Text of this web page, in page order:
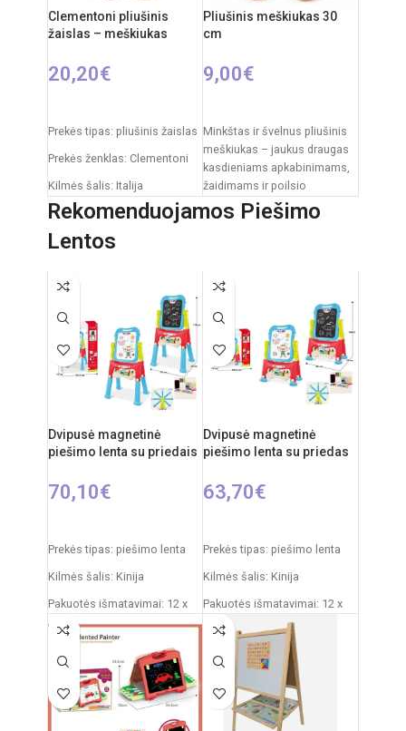
Kilmės šalis:Italija /
Clementoni
Clementoni pliušinis
žaislas – meškiukas
20,20€
Prekės tipas: pliušinis žaislas
Prekės ženklas: Clementoni
Kilmės šalis: Italija
Pakuotės išmatavimai: 31 x
20 x 11 cm
Pliušinis meškiukas 30
cm
9,00€
Minkštas ir švelnus pliušinis
meškiukas – jaukus draugas
kasdieniams apkabinimams,
žaidimams ir poilsio
akimirkoms. Klasikinis
dizainas su dekoratyviniu
Rekomenduojamos Piešimo
Lentos
Dvipusė magnetinė
piešimo lenta su priedais
70,10€
Prekės tipas: piešimo lenta
Kilmės šalis: Kinija
Pakuotės išmatavimai: 12 x
53,5 x 76,5 cm
Produkto išmatavimai: 33 x
58 x 110 cm
Rekomenduojamas amžius:
nuo 3 metų
Dvipusė magnetinė
piešimo lenta su priedas
63,70€
Prekės tipas: piešimo lenta
Kilmės šalis: Kinija
Pakuotės išmatavimai: 12 x
Produkto išmatavimai: 33 x
58 x 84 cm
Rekomenduojamas amžius:
nuo 3 metų